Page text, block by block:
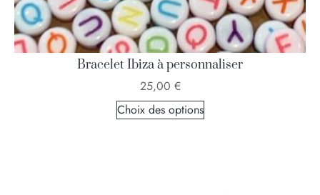
Bracelet Ibiza à personnaliser
25,00 €
Choix des options